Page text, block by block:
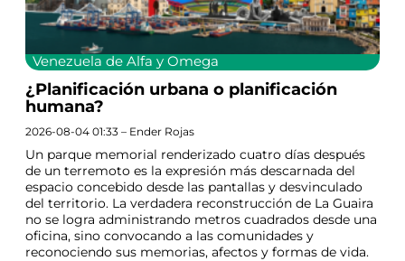
Venezuela de Alfa y Omega
¿Planificación urbana o planificación
humana?
2026-08-04 01:33 – Ender Rojas
Un parque memorial renderizado cuatro días después
de un terremoto es la expresión más descarnada del
espacio concebido desde las pantallas y desvinculado
del territorio. La verdadera reconstrucción de La Guaira
no se logra administrando metros cuadrados desde una
oficina, sino convocando a las comunidades y
reconociendo sus memorias, afectos y formas de vida.